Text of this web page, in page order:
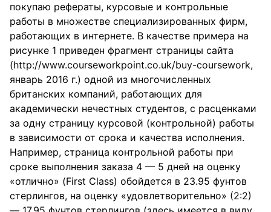
покупаю рефераты, курсовые и контрольные
работы в множестве специализированных фирм,
работающих в интернете. В качестве примера на
рисунке 1 приведен фрагмент страницы сайта
(http://www.courseworkpoint.co.uk/buy-coursework,
январь 2016 г.) одной из многочисленных
британских компаний, работающих для
академически нечестных студентов, с расценками
за одну страницу курсовой (контрольной) работы
в зависимости от срока и качества исполнения.
Например, страница контрольной работы при
сроке выполнения заказа 4 — 5 дней на оценку
«отлично» (First Class) обойдется в 23.95 фунтов
стерлингов, на оценку «удовлетворительно» (2:2)